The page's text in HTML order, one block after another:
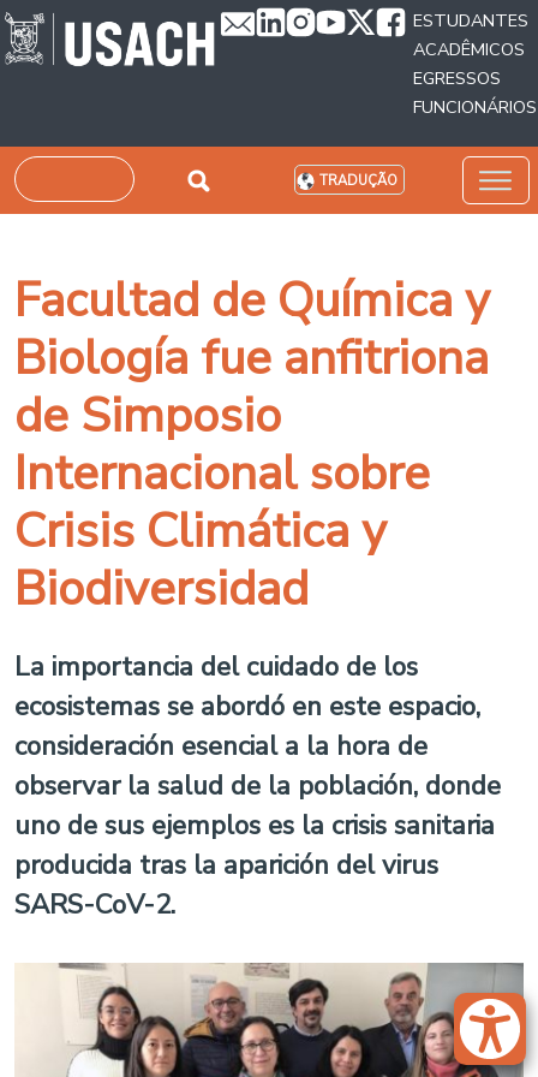
Passar para o conteúdo principal
ESTUDANTES
ACADÊMICOS
EGRESSOS
FUNCIONÁRIOS
Pesquisar TRADUÇÃO
Facultad de Química y
Biología fue anfitriona
de Simposio
Internacional sobre
Crisis Climática y
Biodiversidad
La importancia del cuidado de los
ecosistemas se abordó en este espacio,
consideración esencial a la hora de
observar la salud de la población, donde
uno de sus ejemplos es la crisis sanitaria
producida tras la aparición del virus
SARS-CoV-2.